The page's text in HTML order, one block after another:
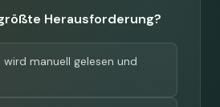
Herausforderung?
wird manuell gelesen und